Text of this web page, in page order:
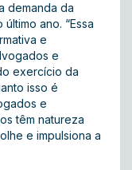
demanda da
ano. “Essa
e
e
exercício da
isso é
e
têm natureza
e impulsiona a